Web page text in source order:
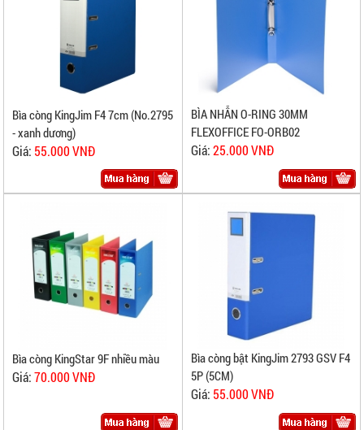
Bìa còng KingJim F4 7cm (No.2795
- xanh dương)
Giá: 55.000 VNĐ
BÌA NHẪN O-RING 30MM
FLEXOFFICE FO-ORB02
Giá:25.000 VNĐ
Bìa còng KingStar 9F nhiều màu
Giá:70.000 VNĐ
Bìa còng bật KingJim 2793 GSV F4
5P (5CM)
Giá: 55.000 VNĐ